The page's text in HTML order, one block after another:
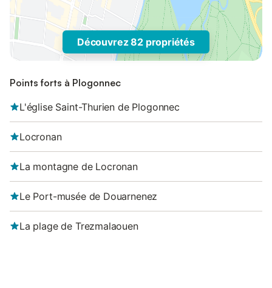
Découvrez 82 propriétés
Points forts à Plogonnec
L'église Saint-Thurien de Plogonnec
Locronan
La montagne de Locronan
Le Port-musée de Douarnenez
La plage de Trezmalaouen